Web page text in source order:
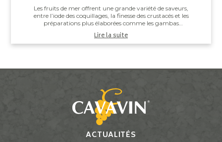
Les fruits de mer offrent une grande variété de saveurs,
entre l’iode des coquillages, la finesse des crustacés et les
préparations plus élaborées comme les gambas
Lire la suite
ACTUALITÉS